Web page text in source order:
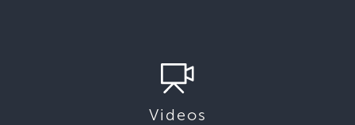
Videos